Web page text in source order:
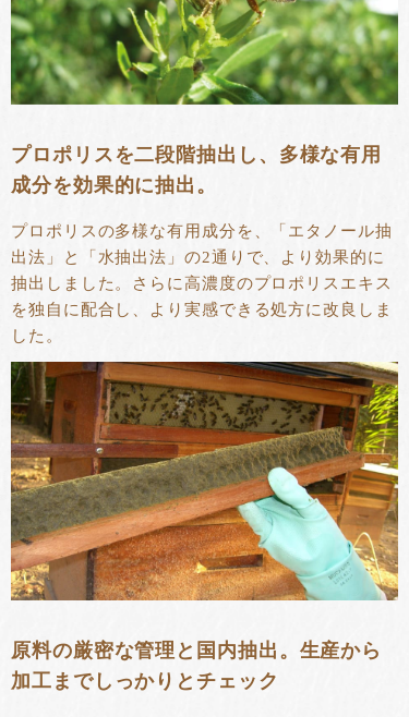
プロポリスを二段階抽出し、多様な有用
成分を効果的に抽出。
プロポリスの多様な有用成分を、「エタノール抽
出法」と「水抽出法」の2通りで、より効果的に
抽出しました。さらに高濃度のプロポリスエキス
を独自に配合し、より実感できる処方に改良しま
した。
原料の厳密な管理と国内抽出。生産から
加工までしっかりとチェック